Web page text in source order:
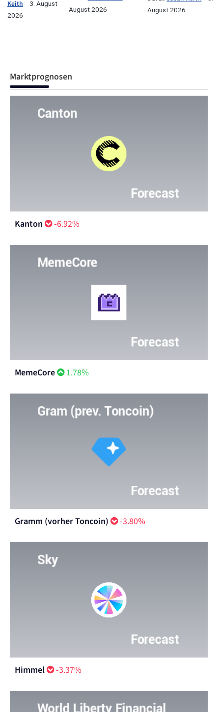
Keith
3. August
2026
August 2026
August 2026
Marktprognosen
Kanton -6.92%
MemeCore 1.78%
Gramm (vorher Toncoin) -3.80%
Himmel -3.37%